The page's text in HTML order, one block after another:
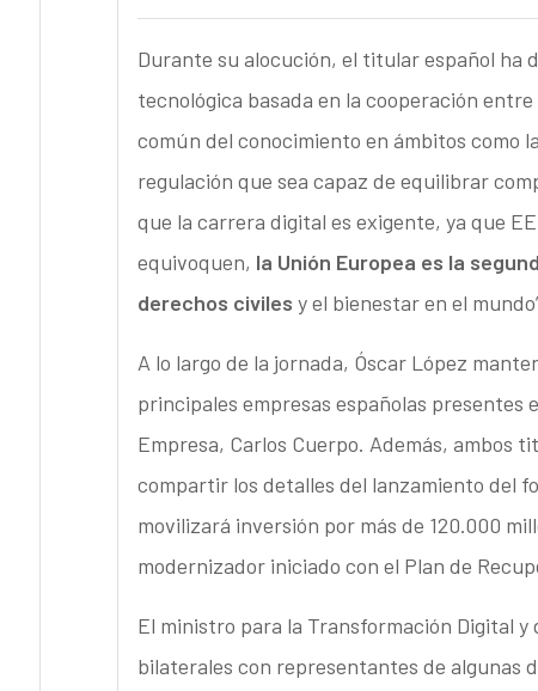
Durante su alocución, el titular español ha
tecnológica basada en la cooperación
común del conocimiento en ámbitos como
regulación que sea capaz de equilibrar
que la carrera digital es exigente, ya que
equivoquen, la Unión Europea es la
derechos civiles y el bienestar en el
A lo largo de la jornada, Óscar López
principales empresas españolas presentes
Empresa, Carlos Cuerpo. Además, ambos
compartir los detalles del lanzamiento del
movilizará inversión por más de 120.000
modernizador iniciado con el Plan de
El ministro para la Transformación Digital
bilaterales con representantes de algunas